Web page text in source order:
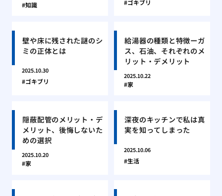
知識 ゴキブリ
壁や床に残された謎のシ
ミの正体とは
2025.10.30
ゴキブリ
給湯器の種類と特徴ーガ
ス、石油、それぞれのメ
リット・デメリット
2025.10.22
家
隠蔽配管のメリット・デ
メリット、後悔しないた
めの選択
2025.10.20
家
深夜のキッチンで私は真
実を知ってしまった
2025.10.06
生活